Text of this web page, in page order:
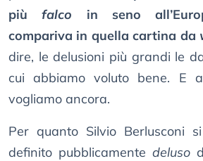
piùfalco in seno
compariva in quella cartina da
dire, le delusioni più grandi le
cui abbiamo voluto bene. E
vogliamo ancora.
Per quanto Silvio Berlusconi
definito pubblicamente deluso